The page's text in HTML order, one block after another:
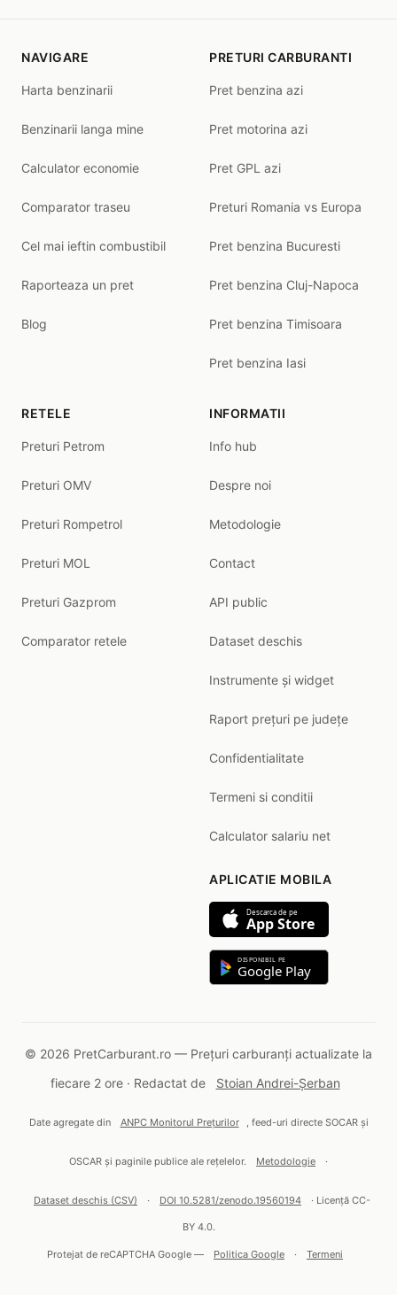
NAVIGARE
Harta benzinarii
Benzinarii langa mine
Calculator economie
Comparator traseu
Cel mai ieftin combustibil
Raporteaza un pret
Blog
PRETURI CARBURANTI
Pret benzina azi
Pret motorina azi
Pret GPL azi
Preturi Romania vs Europa
Pret benzina Bucuresti
Pret benzina Cluj-Napoca
Pret benzina Timisoara
Pret benzina Iasi
RETELE
Preturi Petrom
Preturi OMV
Preturi Rompetrol
Preturi MOL
Preturi Gazprom
Comparator retele
INFORMATII
Info hub
Despre noi
Metodologie
Contact
API public
Dataset deschis
Instrumente și widget
Raport prețuri pe județe
Confidentialitate
Termeni si conditii
Calculator salariu net
APLICATIE MOBILA
Descarca de pe
App Store
DISPONIBIL PE
Google Play
© 2026 PretCarburant.ro — Prețuri carburanți actualizate la
fiecare 2 ore · Redactat de
Stoian Andrei-Șerban
Date agregate din ANPC Monitorul Prețurilor , feed-uri directe SOCAR și
OSCAR și paginile publice ale rețelelor. Metodologie ·
Dataset deschis (CSV) · DOI 10.5281/zenodo.19560194 · Licență CC-
BY 4.0.
Protejat de reCAPTCHA Google — Politica Google · Termeni